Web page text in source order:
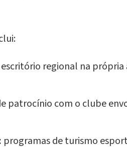
regional na
patrocínio com o clube
programas de turismo